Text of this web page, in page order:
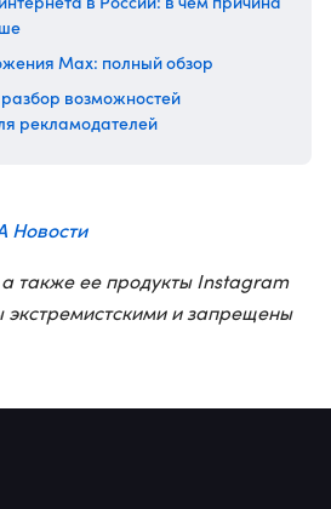
Max: полный обзор
возможностей
рекламодателей
Новости
также ее продукты Instagram
экстремистскими и запрещены